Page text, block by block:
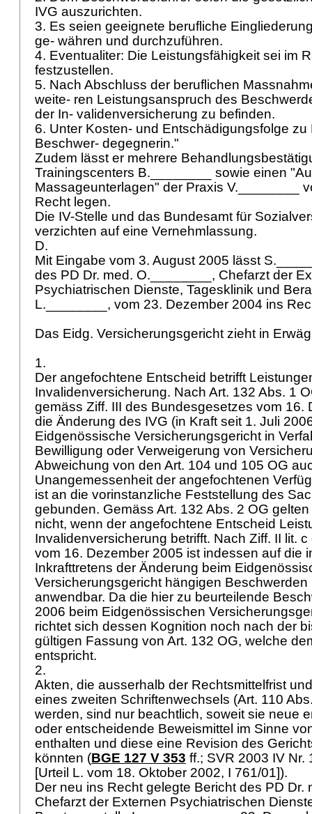
IVG auszurichten.
3. Es seien geeignete berufliche
ge- währen und durchzuführen.
4. Eventualiter: Die Leistungsfähigkeit sei im
festzustellen.
5. Nach Abschluss der beruflichen
weite- ren Leistungsanspruch des
der In- validenversicherung zu befinden.
6. Unter Kosten- und Entschädigungsfolge zu
Beschwer- degegnerin."
Zudem lässt er mehrere
Trainingscenters B.________ sowie einen
Massageunterlagen" der Praxis V.________
Recht legen.
Die IV-Stelle und das Bundesamt für
verzichten auf eine Vernehmlassung.
D.
Mit Eingabe vom 3. August 2005 lässt
des PD Dr. med. O.________, Chefarzt der
Psychiatrischen Dienste, Tagesklinik und
L.________, vom 23. Dezember 2004 ins
Das Eidg. Versicherungsgericht zieht in
1.
Der angefochtene Entscheid betrifft
Invalidenversicherung. Nach Art. 132 Abs. 1
gemäss Ziff. III des Bundesgesetzes vom 16.
die Änderung des IVG (in Kraft seit 1. Juli
Eidgenössische Versicherungsgericht in
Bewilligung oder Verweigerung von
Abweichung von den Art. 104 und 105 OG
Unangemessenheit der angefochtenen
ist an die vorinstanzliche Feststellung des
gebunden. Gemäss Art. 132 Abs. 2 OG
nicht, wenn der angefochtene Entscheid
Invalidenversicherung betrifft. Nach Ziff. II lit.
vom 16. Dezember 2005 ist indessen auf die
Inkrafttretens der Änderung beim
Versicherungsgericht hängigen
anwendbar. Da die hier zu beurteilende
2006 beim Eidgenössischen
richtet sich dessen Kognition noch nach der
gültigen Fassung von Art. 132 OG, welche
entspricht.
2.
Akten, die ausserhalb der Rechtsmittelfrist
eines zweiten Schriftenwechsels (Art. 110
werden, sind nur beachtlich, soweit sie neue
oder entscheidende Beweismittel im Sinne
enthalten und diese eine Revision des
könnten (BGE 127 V 353 ff.; SVR 2003 IV Nr.
[Urteil L. vom 18. Oktober 2002, I 761/01]).
Der neu ins Recht gelegte Bericht des PD Dr.
Chefarzt der Externen Psychiatrischen